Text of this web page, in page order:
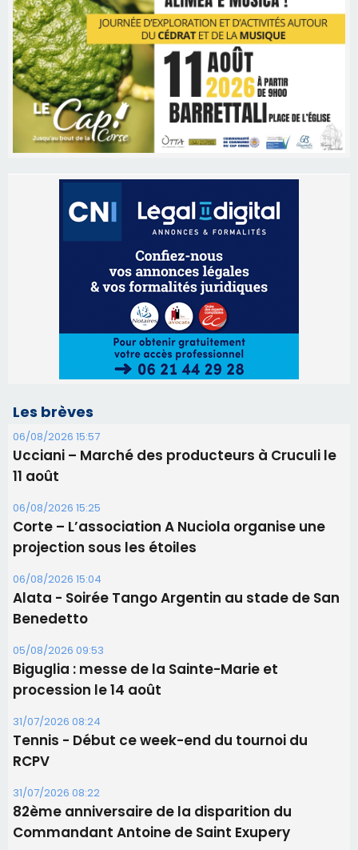
Les brèves
Ucciani – Marché des producteurs à Cruculi le
Corte – L’association A Nuciola organise une
projection sous les étoiles
Alata - Soirée Tango Argentin au stade de San
Benedetto
05/08/2026 09:53
Biguglia : messe de la Sainte-Marie et
procession le 14 août
31/07/2026 08:24
Tennis - Début ce week-end du tournoi du
RCPV
31/07/2026 08:22
82ème anniversaire de la disparition du
Commandant Antoine de Saint Exupery
Les plus lus
Satine Nomary est la nouvelle Miss Corse 2026
d'un spectacle qui ne reviendra pas avant 2081
Bastia – Le festival Porto Latino évacué en urgence
avant le concert de Mosimann